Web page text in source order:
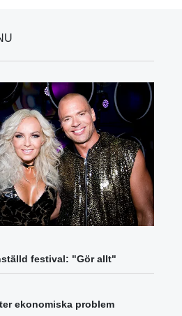
festival: "Gör allt"
ekonomiska problem